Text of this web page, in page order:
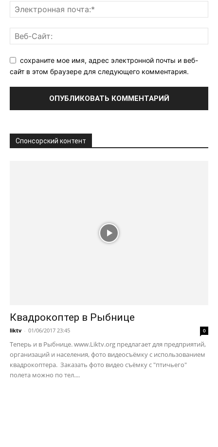
сохраните мое имя, адрес электронной почты и веб-
сайт в этом браузере для следующего комментария.
Спонсорский контент
Квадрокоптер в Рыбнице
liktv - 01/06/2017 23:45 0
Теперь и в Рыбнице. www.Liktv.org предлагает для предприятий,
организаций и населения, фото видеосъёмку с использованием
квадрокоптера. Заказать фото видео съёмку с "птичьего"
полета можно по тел....